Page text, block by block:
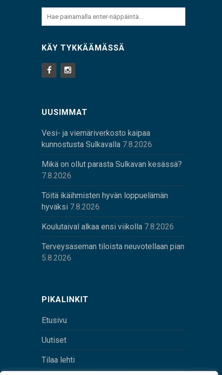
KÄY TYKKÄÄMÄSSÄ
UUSIMMAT
Vesi- ja viemäriverkosto kaipaa
kunnostusta Sulkavalla 7.8.2026
Mikä on ollut parasta Sulkavan kesässä?
7.8.2026
Töitä ikäihmisten hyvän loppuelämän
hyväksi 7.8.2026
Koulutaival alkaa ensi viikolla 7.8.2026
Terveysaseman tiloista neuvotellaan pian
5.8.2026
PIKALINKIT
Etusivu
Uutiset
Tilaa lehti